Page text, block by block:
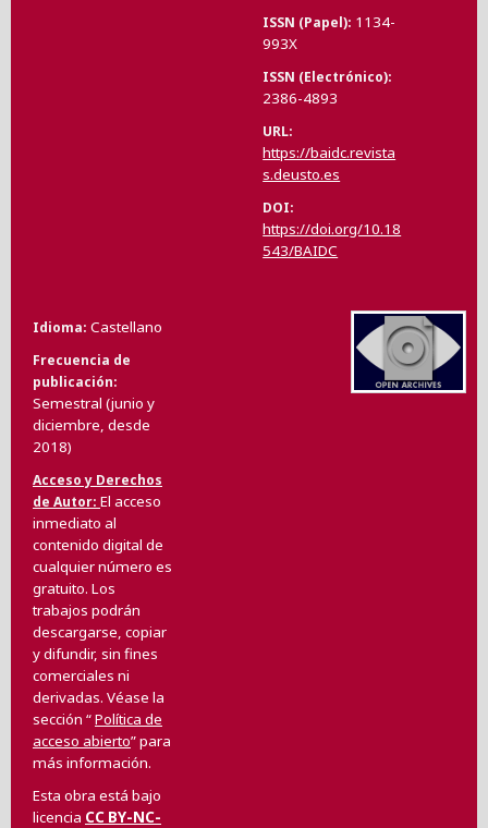
ISSN (Papel) 1134-
993X
ISSN (Electrónico)
2386-4893
URL
https://baidc.revista
s.deusto.es
DOI
https://doi.org/10.18
543/BAIDC
Idioma Castellano
Frecuencia de
publicación
Semestral (junio y
diciembre, desde
2018)
Acceso y Derechos
de Autor El acceso
inmediato al
contenido digital de
cualquier número es
gratuito. Los
trabajos podrán
descargarse, copiar
y difundir, sin fines
comerciales ni
derivadas. Véase la
sección “Política de
acceso abierto” para
más información.
Esta obra está bajo
licencia CC BY-NC-